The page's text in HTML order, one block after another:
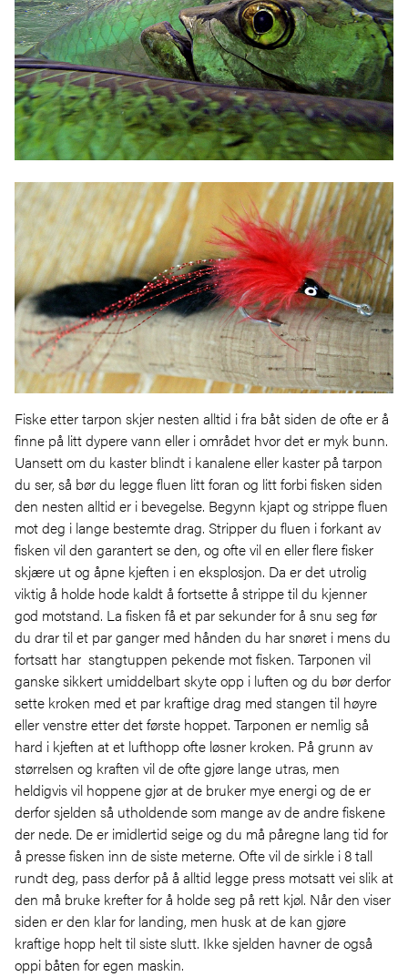
Fiske etter tarpon skjer nesten alltid i fra båt siden de ofte er å
finne på litt dypere vann eller i området hvor det er myk bunn.
Uansett om du kaster blindt i kanalene eller kaster på tarpon
du ser, så bør du legge fluen litt foran og litt forbi fisken siden
den nesten alltid er i bevegelse. Begynn kjapt og strippe fluen
mot deg i lange bestemte drag. Stripper du fluen i forkant av
fisken vil den garantert se den, og ofte vil en eller flere fisker
skjære ut og åpne kjeften i en eksplosjon. Da er det utrolig
viktig å holde hode kaldt å fortsette å strippe til du kjenner
god motstand. La fisken få et par sekunder for å snu seg før
du drar til et par ganger med hånden du har snøret i mens du
fortsatt har stangtuppen pekende mot fisken. Tarponen vil
ganske sikkert umiddelbart skyte opp i luften og du bør derfor
sette kroken med et par kraftige drag med stangen til høyre
eller venstre etter det første hoppet. Tarponen er nemlig så
hard i kjeften at et lufthopp ofte løsner kroken. På grunn av
størrelsen og kraften vil de ofte gjøre lange utras, men
heldigvis vil hoppene gjør at de bruker mye energi og de er
derfor sjelden så utholdende som mange av de andre fiskene
der nede. De er imidlertid seige og du må påregne lang tid for
å presse fisken inn de siste meterne. Ofte vil de sirkle i 8 tall
rundt deg, pass derfor på å alltid legge press motsatt vei slik at
den må bruke krefter for å holde seg på rett kjøl. Når den viser
siden er den klar for landing, men husk at de kan gjøre
kraftige hopp helt til siste slutt. Ikke sjelden havner de også
oppi båten for egen maskin.